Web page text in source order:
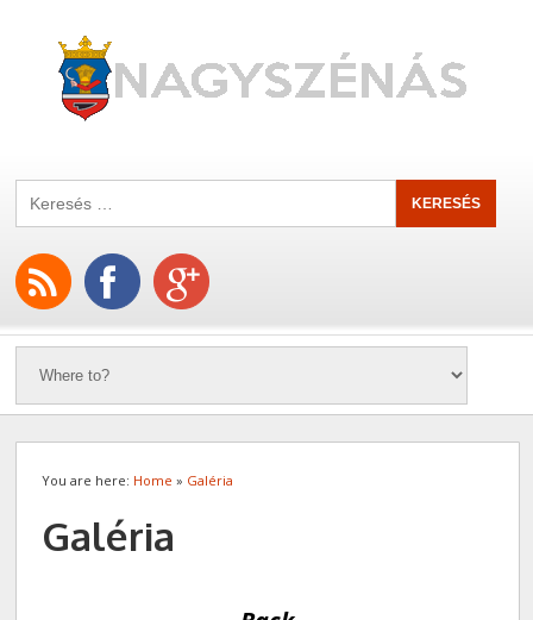
You are here: Home » Galéria
Galéria